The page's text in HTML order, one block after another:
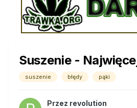
Suszenie -
suszenie błędy pąki
Przez revolution